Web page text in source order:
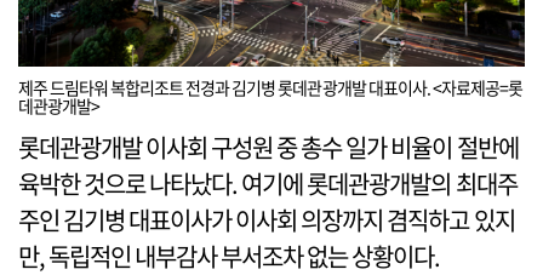
제주 드림타워 복합리조트 전경과 김기병 롯데관광개발 대표이사. <자료제공=롯
데관광개발>
롯데관광개발 이사회 구성원 중 총수 일가 비율이 절반에
육박한 것으로 나타났다. 여기에 롯데관광개발의 최대주
주인 김기병 대표이사가 이사회 의장까지 겸직하고 있지
만, 독립적인 내부감사 부서조차 없는 상황이다.